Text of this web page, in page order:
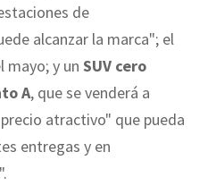
de
alcanzar la marca"; el
mayo; y un SUV cero
A, que se venderá a
atractivo" que pueda
entregas y en